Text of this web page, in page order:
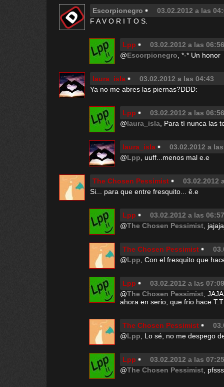
Escorpionegro
03.02.2012 a las
F A V O R I T O S.
Lpp
03.02.2012 a las 06:56
@Escorpionegro , *-* Un honor
laura_isla
03.02.2012 a las 04:43
Ya no me abres las piernas?DDD:
Lpp
03.02.2012 a las 06:56
@laura_isla , Para tí nunca las
laura_isla
03.02.2012 a
@Lpp , uuff...menos mal e.e
The Chosen Pessimist
03.02.2012
Si... para que entre fresquito... ê.e
Lpp
03.02.2012 a las 06:57
@The Chosen Pessimist ,
The Chosen Pessimist
@Lpp , Con el fresquito que
Lpp
03.02.2012 a las 07:09
@The Chosen Pessimist ,
ahora en serio, que frio hace T.T
The Chosen Pessimist
@Lpp , Lo sé, no me despego
Lpp
03.02.2012 a las 07:25
@The Chosen Pessimist ,